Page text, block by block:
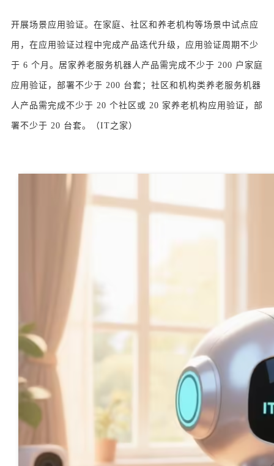
开展场景应用验证。在家庭、社区和养老机构等场景中试点应
用，在应用验证过程中完成产品迭代升级，应用验证周期不少
于 6 个月。居家养老服务机器人产品需完成不少于 200 户家庭
应用验证，部署不少于 200 台套；社区和机构类养老服务机器
人产品需完成不少于 20 个社区或 20 家养老机构应用验证，部
署不少于 20 台套。（IT之家）